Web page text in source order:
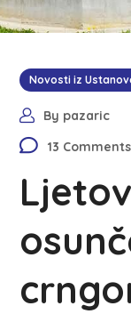
Novosti iz
By pazaric
13 Comments